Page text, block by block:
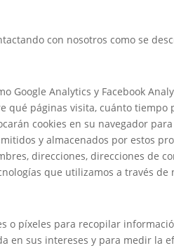
con nosotros como se
Google Analytics y Facebook
páginas visita, cuánto tiempo
cookies en su navegador
y almacenados por estos
direcciones, direcciones de
que utilizamos a través de
o píxeles para recopilar
en sus intereses y para medir la